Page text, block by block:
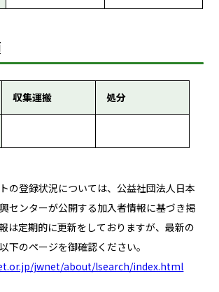
収集運搬 処分
の登録状況については、公益社団法人日本
センターが公開する加入者情報に基づき掲
は定期的に更新をしておりますが、最新の
下のページを御確認ください。
jwnet/about/lsearch/index.html